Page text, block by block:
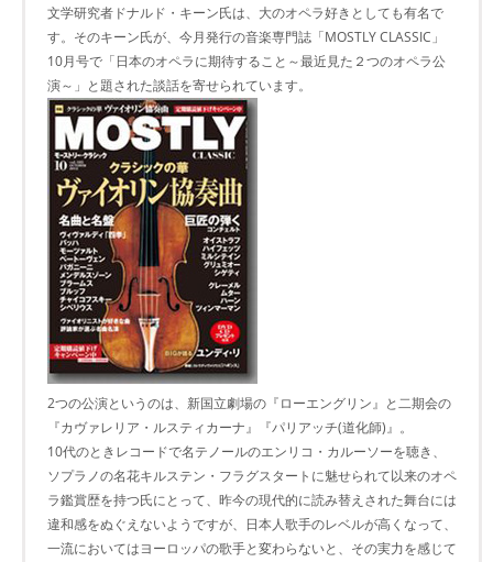
文学研究者ドナルド・キーン氏は、大のオペラ好きとしても有名で
す。そのキーン氏が、今月発行の音楽専門誌「MOSTLY CLASSIC」
10月号で「日本のオペラに期待すること～最近見た２つのオペラ公
演～」と題された談話を寄せられています。
2つの公演というのは、新国立劇場の『ローエングリン』と二期会の
『カヴァレリア・ルスティカーナ』『パリアッチ(道化師)』。
10代のときレコードで名テノールのエンリコ・カルーソーを聴き、
ソプラノの名花キルステン・フラグスタートに魅せられて以来のオペ
ラ鑑賞歴を持つ氏にとって、昨今の現代的に読み替えされた舞台には
違和感をぬぐえないようですが、日本人歌手のレベルが高くなって、
一流においてはヨーロッパの歌手と変わらないと、その実力を感じて